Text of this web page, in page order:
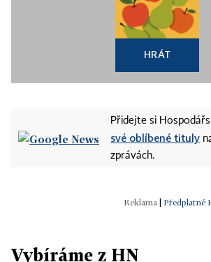
HRÁT
Přidejte si
své oblíbené tituly
zprávách.
Předplatné
Vybíráme z HN